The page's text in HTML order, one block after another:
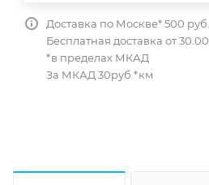
Доставка по Москве* 500
Бесплатная доставка от
*в пределах МКАД
За МКАД 30руб.*км